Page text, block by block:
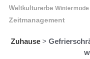
Weltkulturerbe Wintermode
Zeitmanagement
Zuhause >